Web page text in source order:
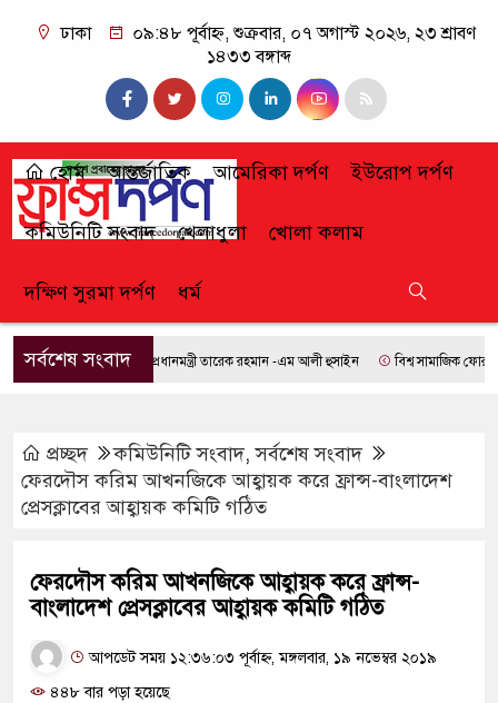
ঢাকা
০৯:৪৮ পূর্বাহ্ন, শুক্রবার, ০৭ অগাস্ট ২০২৬, ২৩ শ্রাবণ
১৪৩৩ বঙ্গাব্দ
হোম আন্তর্জাতিক আমেরিকা দর্পণ ইউরোপ দর্পণ
কমিউনিটি সংবাদ খেলাধুলা খোলা কলাম
দক্ষিণ সুরমা দর্পণ ধর্ম
সর্বশেষ সংবাদপ্রধানমন্ত্রী তারেক রহমান -এম আলী হুসাইন বিশ্ব সামাজিক ফোরামে
প্রচ্ছদ কমিউনিটি সংবাদ,সর্বশেষ সংবাদ
ফেরদৌস করিম আখনজিকে আহ্বায়ক করে ফ্রান্স-বাংলাদেশ
প্রেসক্লাবের আহ্বায়ক কমিটি গঠিত
ফেরদৌস করিম আখনজিকে আহ্বায়ক করে ফ্রান্স-
বাংলাদেশ প্রেসক্লাবের আহ্বায়ক কমিটি গঠিত
আপডেট সময় ১২:৩৬:০৩ পূর্বাহ্ন, মঙ্গলবার, ১৯ নভেম্বর ২০১৯
৪৪৮ বার পড়া হয়েছে